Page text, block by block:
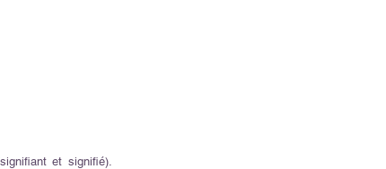
et signifié).